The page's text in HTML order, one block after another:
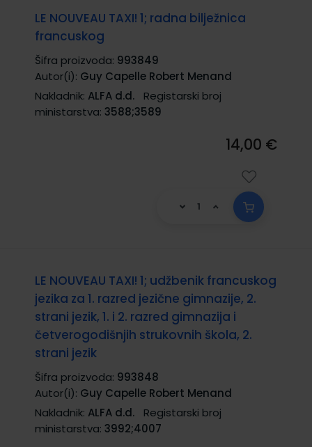
LE NOUVEAU TAXI! 1; radna bilježnica
francuskog
Šifra proizvoda: 993849
Autor(i): Guy Capelle Robert Menand
Nakladnik: ALFA d.d.
Registarski broj
ministarstva: 3588;3589
14,00 €
LE NOUVEAU TAXI! 1; udžbenik francuskog
jezika za 1. razred jezične gimnazije, 2.
strani jezik, 1. i 2. razred gimnazija i
četverogodišnjih strukovnih škola, 2.
strani jezik
Šifra proizvoda: 993848
Autor(i): Guy Capelle Robert Menand
Nakladnik: ALFA d.d.
Registarski broj
ministarstva: 3992;4007